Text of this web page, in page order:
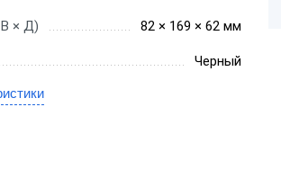
× Д) 82 × 169 × 62 мм
Черный